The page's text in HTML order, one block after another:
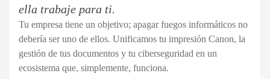
ella trabaje para ti.
Tu empresa tiene un objetivo; apagar fuegos informáticos no
debería ser uno de ellos. Unificamos tu impresión Canon, la
gestión de tus documentos y tu ciberseguridad en un
ecosistema que, simplemente, funciona.